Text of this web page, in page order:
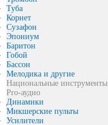
Туба
Корнет
Сузафон
Эпониум
Баритон
Гобой
Бассон
Мелодика и другие
Национальные инструменты
Pro-аудио
Динамики
Микшерские пульты
Усилители